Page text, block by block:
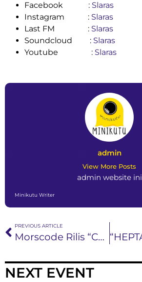
Facebook : Slaras
Instagram : Slaras
Last FM : Slaras
Soundcloud : Slaras
Youtube : Slaras
admin
View More Posts
admin website ini
Minikutu Writer
PREVIOUS ARTICLE
Morscode Rilis “Calm Down” Dalam Tiga Format
NEXT EVENT